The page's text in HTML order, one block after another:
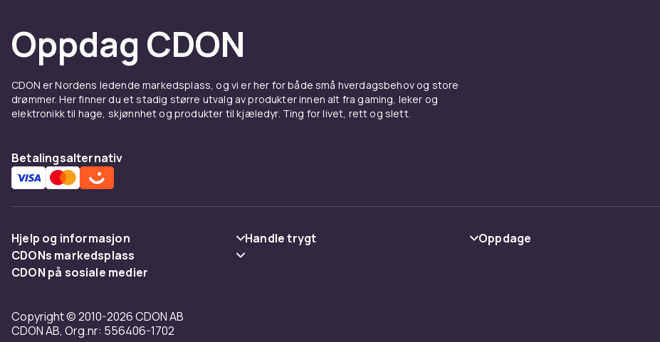
Oppdag CDON
CDON er Nordens ledende markedsplass, og vi er her for både små hverdagsbehov og store
drømmer. Her finner du et stadig større utvalg av produkter innen alt fra gaming, leker og
elektronikk til hage, skjønnhet og produkter til kjæledyr. Ting for livet, rett og slett.
Betalingsalternativ
Hjelp og informasjon
Vanlige spørsmål
Angre & returner her
Handle trygt
Oppdage
CDONs markedsplass
Merchant Help Center
CDON på sosiale medier
Copyright © 2010-2026 CDON AB
CDON AB, Org.nr: 556406-1702